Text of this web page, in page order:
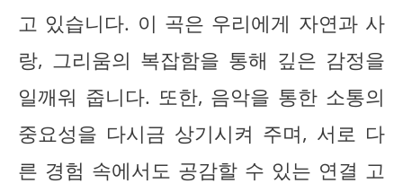
고 있습니다. 이 곡은 우리에게 자연과 사
랑, 그리움의 복잡함을 통해 깊은 감정을
일깨워 줍니다. 또한, 음악을 통한 소통의
중요성을 다시금 상기시켜 주며, 서로 다
른 경험 속에서도 공감할 수 있는 연결 고